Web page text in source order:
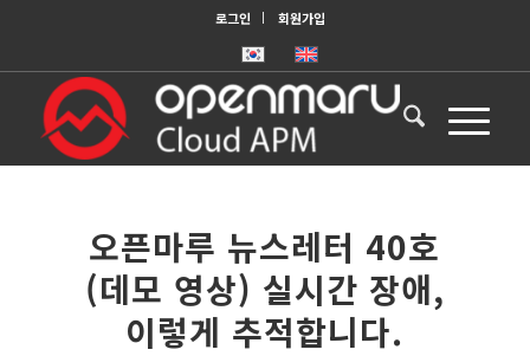
로그인 회원가입
오픈마루 뉴스레터 40호
(데모 영상) 실시간 장애,
이렇게 추적합니다.